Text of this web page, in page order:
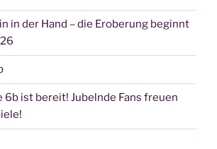
in der Hand – die Eroberung beginnt
6b ist bereit! Jubelnde Fans freuen